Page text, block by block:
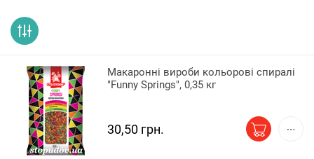
Макаронні вироби кольорові спиралі
"Funny Springs", 0,35 кг
30,50 грн.